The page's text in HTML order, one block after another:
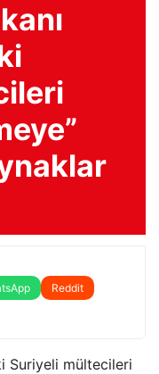
Reddit
Suriyeli mültecileri